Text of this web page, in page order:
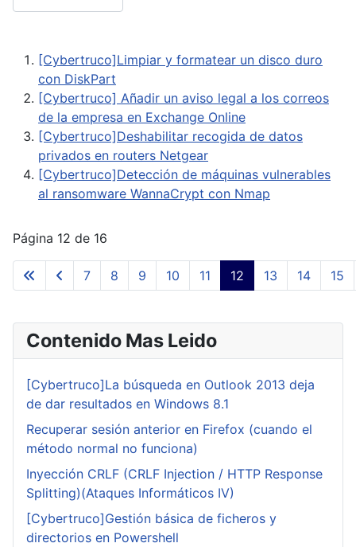
[Cybertruco]Limpiar y formatear un disco duro
con DiskPart
[Cybertruco] Añadir un aviso legal a los correos
de la empresa en Exchange Online
[Cybertruco]Deshabilitar recogida de datos
privados en routers Netgear
[Cybertruco]Detección de máquinas vulnerables
al ransomware WannaCrypt con Nmap
Página 12 de 16
7 8 9 10 11 12 13 14 15
Contenido Mas Leido
[Cybertruco]La búsqueda en Outlook 2013 deja
de dar resultados en Windows 8.1
Recuperar sesión anterior en Firefox (cuando el
método normal no funciona)
Inyección CRLF (CRLF Injection / HTTP Response
Splitting)(Ataques Informáticos IV)
[Cybertruco]Gestión básica de ficheros y
directorios en Powershell